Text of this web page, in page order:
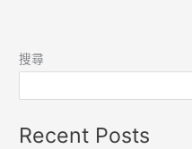
搜尋
Recent Posts